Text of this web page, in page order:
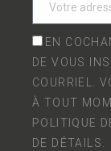
EN
DE VOUS
COURRIEL.
À TOUT
POLITIQUE
DE DÉTAILS.